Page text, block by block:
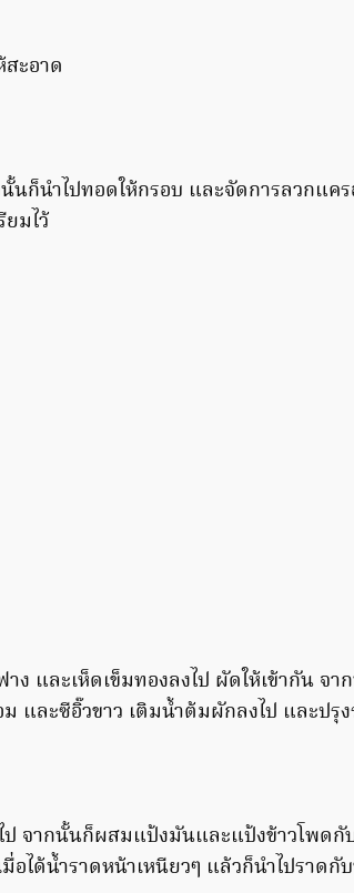
ะอาด
นก็นำไปทอดให้กรอบ และจัดการลวกแค
มไว้
ง และเห็ดเข็มทองลงไป ผัดให้เข้ากัน จ
ม และซีอิ๊วขาว เติมน้ำต้มผักลงไป และปรุ
ป จากนั้นก็ผสมแป้งมันและแป้งข้าวโพดกั
อได้น้ำราดหน้าเหนียวๆ แล้วก็นำไปราด